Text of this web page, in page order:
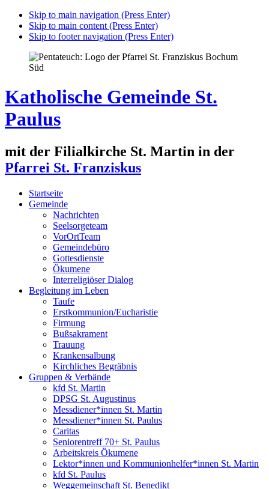
Skip to main navigation (Press Enter)
Skip to main content (Press Enter)
Skip to footer navigation (Press Enter)
Katholische Gemeinde St.
Paulus
mit der Filialkirche St. Martin in der
Pfarrei St. Franziskus
Startseite
Gemeinde
Nachrichten
Seelsorgeteam
VorOrtTeam
Gemeindebüro
Gottesdienste
Ökumene
Interreligiöser Dialog
Begleitung im Leben
Taufe
Erstkommunion/Eucharistie
Firmung
Bußsakrament
Trauung
Krankensalbung
Kirchliches Begräbnis
Gruppen & Verbände
kfd St. Martin
DPSG St. Augustinus
Messdiener*innen St. Martin
Messdiener*innen St. Paulus
Caritas
Seniorentreff 70+ St. Paulus
Arbeitskreis Ökumene
Lektor*innen und Kommunionhelfer*innen St. Martin
kfd St. Paulus
Weggemeinschaft St. Benedikt